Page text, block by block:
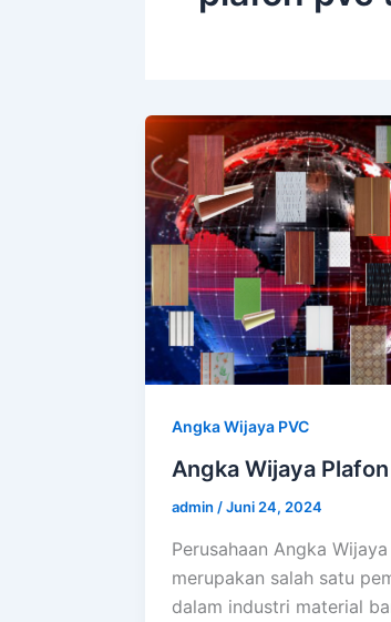
Angka Wijaya PVC
Angka Wijaya Plafon
admin /Juni 24, 2024
Perusahaan Angka
merupakan salah satu
dalam industri material